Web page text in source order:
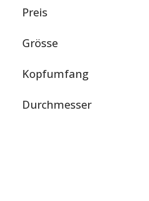
Preis
Grösse
Kopfumfang
Durchmesser